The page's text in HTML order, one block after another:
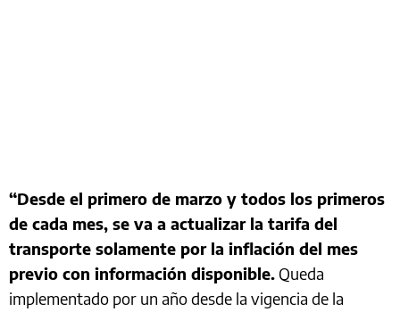
“Desde el primero de marzo y todos los primeros
de cada mes, se va a actualizar la tarifa del
transporte solamente por la inflación del mes
previo con información disponible. Queda
implementado por un año desde la vigencia de la